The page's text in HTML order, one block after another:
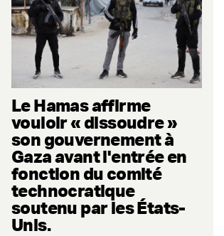
Le Hamas affirme
vouloir « dissoudre »
son gouvernement à
Gaza avant l'entrée en
fonction du comité
technocratique
soutenu par les États-
Unis.